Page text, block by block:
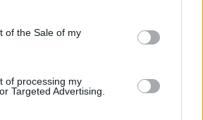
of the Sale of my
of processing my
Targeted Advertising.
gwiazdą" według
Michelin